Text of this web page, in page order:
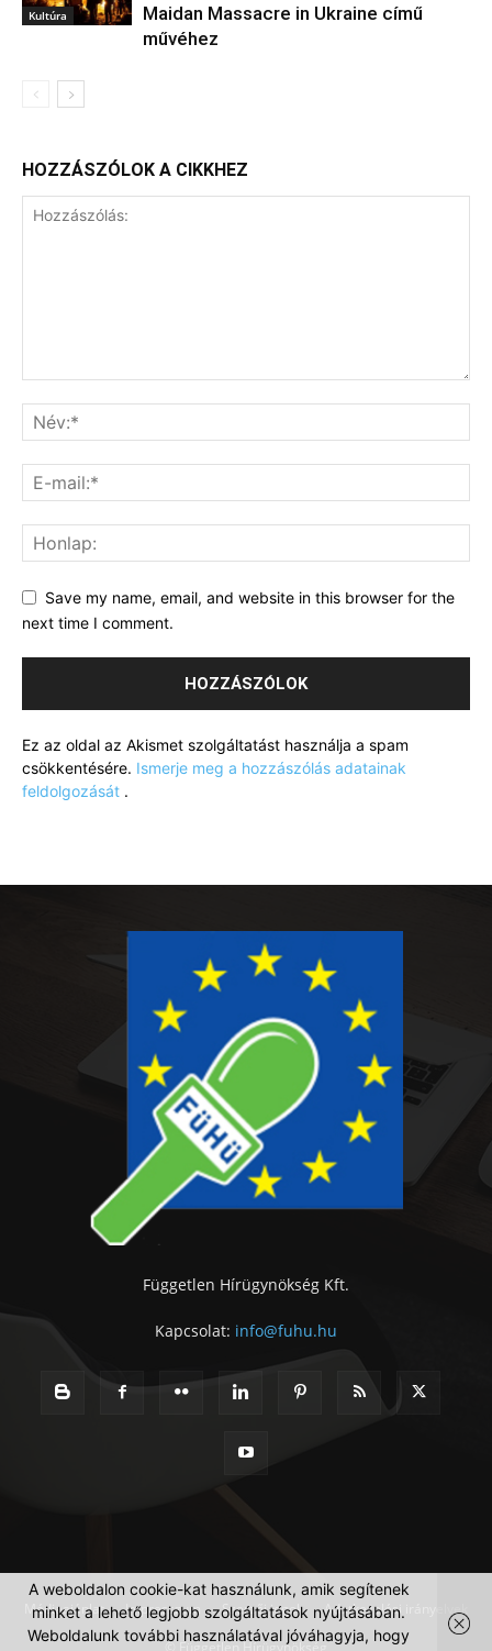
Kultúra
Maidan Massacre in Ukraine című
művéhez
HOZZÁSZÓLOK A CIKKHEZ
Save my name, email, and website in this browser for the
next time I comment.
Ez az oldal az Akismet szolgáltatást használja a spam
csökkentésére. Ismerje meg a hozzászólás adatainak
feldolgozását .
Független Hírügynökség Kft.
Kapcsolat: info@fuhu.hu
Médiaajánlat Impresszum Szerzői jogok Adatkezelési irányelvek
© Független Hírügynökség
A weboldalon cookie-kat használunk, amik segítenek
minket a lehető legjobb szolgáltatások nyújtásában.
Weboldalunk további használatával jóváhagyja, hogy